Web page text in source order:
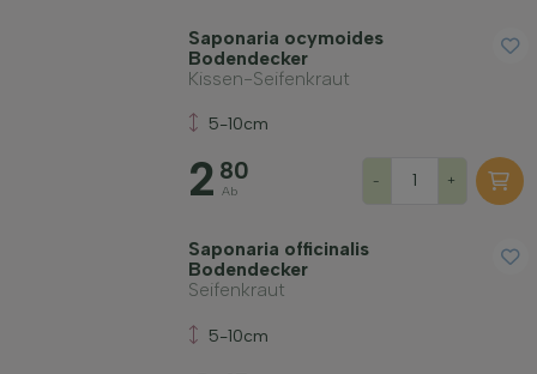
Saponaria ocymoides
Bodendecker
Kissen-Seifenkraut
5-10cm
2 80
Ab
- +
Saponaria officinalis
Bodendecker
Seifenkraut
5-10cm